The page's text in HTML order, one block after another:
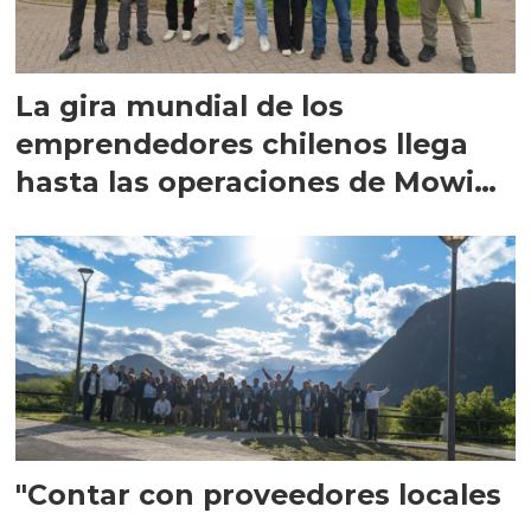
La gira mundial de los
emprendedores chilenos llega
hasta las operaciones de Mowi
"Contar con proveedores locales